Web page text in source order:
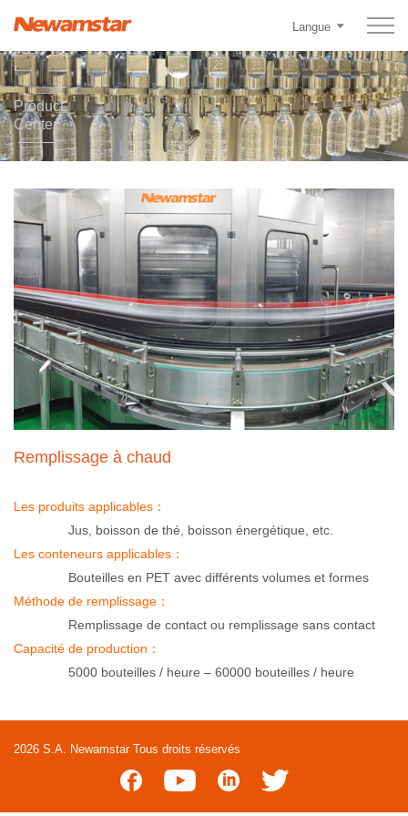
Langue
Product
Center
Remplissage à chaud
Les produits applicables：
Jus, boisson de thé, boisson énergétique, etc.
Les conteneurs applicables：
Bouteilles en PET avec différents volumes et formes
Méthode de remplissage：
Remplissage de contact ou remplissage sans contact
Capacité de production：
5000 bouteilles / heure – 60000 bouteilles / heure
2026 S.A. Newamstar Tous droits réservés